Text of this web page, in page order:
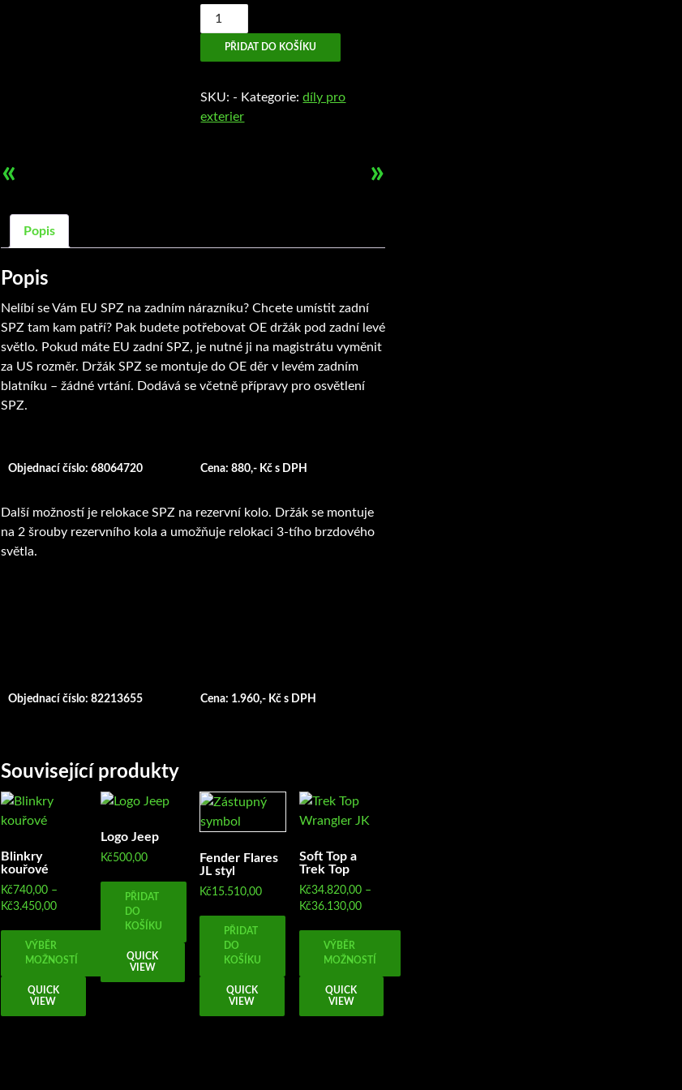
Držák
zadní
PŘIDAT DO KOŠÍKU
SKU: - Kategorie:díly pro
exterier
« »
Popis
Popis
Nelíbí se Vám EU SPZ na zadním nárazníku? Chcete umístit zadní
SPZ tam kam patří? Pak budete potřebovat OE držák pod zadní levé
světlo. Pokud máte EU zadní SPZ, je nutné ji na magistrátu vyměnit
za US rozměr. Držák SPZ se montuje do OE děr v levém zadním
blatníku – žádné vrtání. Dodává se včetně přípravy pro osvětlení
SPZ.
Objednací číslo: 68064720 Cena: 880,- Kč s DPH
Další možností je relokace SPZ na rezervní kolo. Držák se montuje
na 2 šrouby rezervního kola a umožňuje relokaci 3-tího brzdového
světla.
Objednací číslo: 82213655 Cena: 1.960,- Kč s DPH
Související produkty
Blinkry
kouřové
Kč740,00 –
Kč3.450,00Rozpětí
až
VÝBĚR
MOŽNOSTÍ
Tento
produkt
QUICK
VIEW
Logo Jeep
Kč500,00
PŘIDAT
DO
KOŠÍKU
QUICK
VIEW
Fender Flares
JL styl
Kč15.510,00
PŘIDAT
DO
KOŠÍKU
QUICK
VIEW
Soft Top a
Trek Top
Kč34.820,00 –
Kč36.130,00Rozpětí
až
VÝBĚR
MOŽNOSTÍ
Tento
produkt
QUICK
VIEW